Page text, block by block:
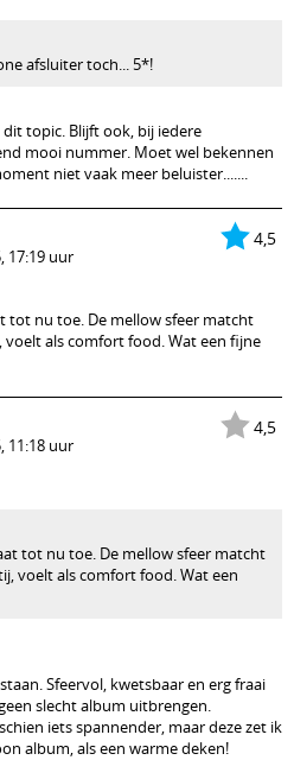
afsluiter toch... 5*!
topic. Blijft ook, bij iedere
mooi nummer. Moet wel bekennen
niet vaak meer beluister.......
4,5
17:19 uur
tot nu toe. De mellow sfeer matcht
als comfort food. Wat een fijne
4,5
11:18 uur
tot nu toe. De mellow sfeer matcht
voelt als comfort food. Wat een
Sfeervol, kwetsbaar en erg fraai
slecht album uitbrengen.
iets spannender, maar deze zet ik
album, als een warme deken!